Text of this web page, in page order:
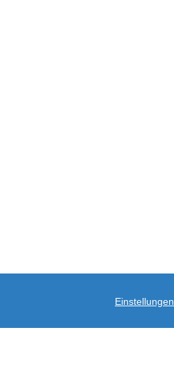
Einstellungen